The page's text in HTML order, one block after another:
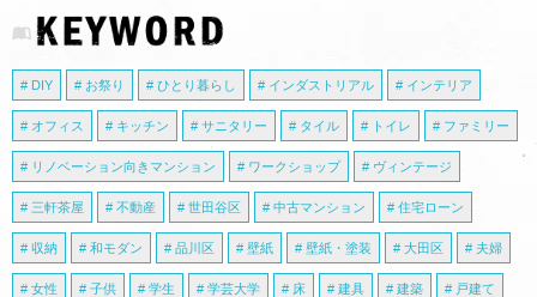
DIY お祭り ひとり暮らし インダストリアル インテリア
オフィス キッチン サニタリー タイル トイレ ファミリー
リノベーション向きマンション ワークショップ ヴィンテージ
三軒茶屋 不動産 世田谷区 中古マンション 住宅ローン
収納 和モダン 品川区 壁紙 壁紙・塗装 大田区 夫婦
女性 子供 学生 学芸大学 床 建具 建築 戸建て